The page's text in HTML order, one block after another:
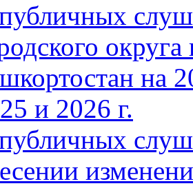
на
и 2026 г.